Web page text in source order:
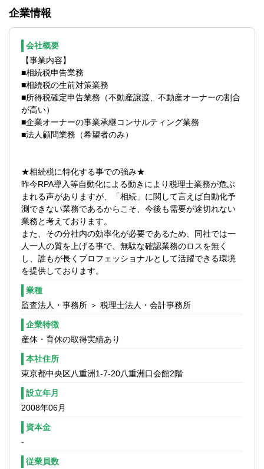
・全社平均の残業時間は月20時間となって
おり、効率化を進めて働き方改革を進めて
・家庭の事情や税理士試験勉強中などの場
合は、上長との面談の場（3か月に1回）で
【積極採用拠点】
下記拠点は案件増加の為、特に積極的に採
用を行っております。
■名古屋事務所
※拠点の人数は10名前後であり、今後拡大
予定です。
ご相談可能です。
・データベースで凡例の検索ができる環境
・1つの顧客の入り口から最後までお一人で
裁量権を持って進められます。
きます。
※件数としては年間で30件程度を担当して
いただく予定です。
・試験勉強中の方は10名ほどおり、試験中
は特別休暇が取得可能です。
★将来のキャリアステージについて★
・3ヶ月に1回上長との面談、並びに年1回役
員との面談（東京本店は代表との面談）が
企業情報
会社概要
【事業内容】
■相続税申告業務
■相続税の生前対策業務
■所得税確定申告業務（不動産譲渡、不動産オーナーの割合
が高い）
■企業オーナーの事業承継コンサルティング業務
■法人顧問業務（希望者のみ）
★相続税に特化する事での強み★
昨今RPA導入等自動化による動きにより税理士業務が危ぶ
まれる声がありますが、「相続」に関して言えば自動化予
測できない業務であるからこそ、今後も需要が途切れない
業務と考えております。
また、その分社内の効率化が必要であるため、同社では一
人一人の質を上げる事で、無駄な確認業務のロスを無く
し、誰もが長くプロフェッショナルとして活躍できる環境
を提供しております。
業種
監査法人・事務所 ＞ 税理士法人・会計事務所
企業特徴
産休・育休の取得実績あり
本社住所
東京都中央区八重洲1-7-20八重洲口会館2階
設立年月
2008年06月
資本金
-
従業員数